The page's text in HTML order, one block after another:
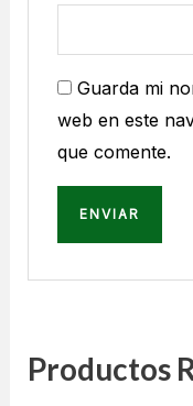
Guarda mi
web en este
que comente.
Productos